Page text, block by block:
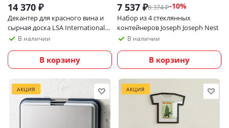
14 370 ₽
Декантер для красного вина и
сырная доска LSA International
WineВ наличии
В корзину
7 537 ₽8 374₽-10%
Набор из 4 стеклянных
контейнеров Joseph Joseph Nest
В наличии
В корзину
АКЦИЯ АКЦИЯ